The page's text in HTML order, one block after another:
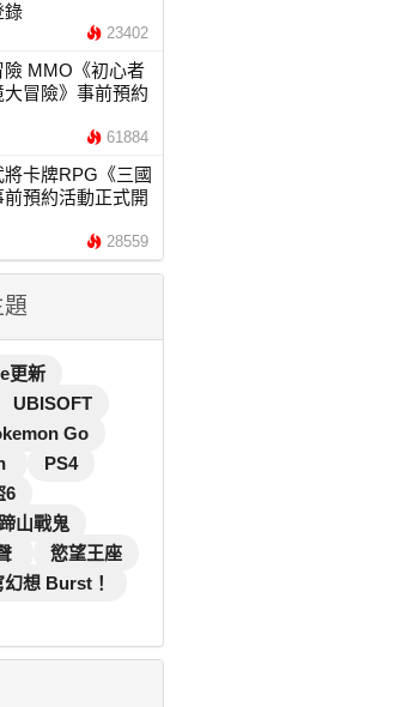
錄
23402
險 MMO《初心者
冒險》事前預約
61884
卡牌RPG《三國
預約活動正式開
28559
更新
UBISOFT
Go
PS4
6
山戰鬼
慾望王座
幻想 Burst！